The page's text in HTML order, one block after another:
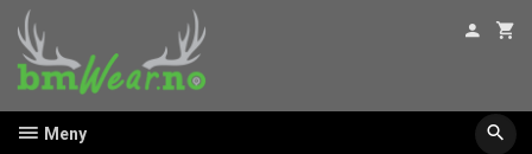
innholdet
Meny